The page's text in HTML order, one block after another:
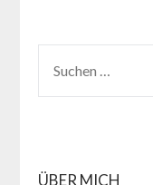
NACH:
ÜBER MICH